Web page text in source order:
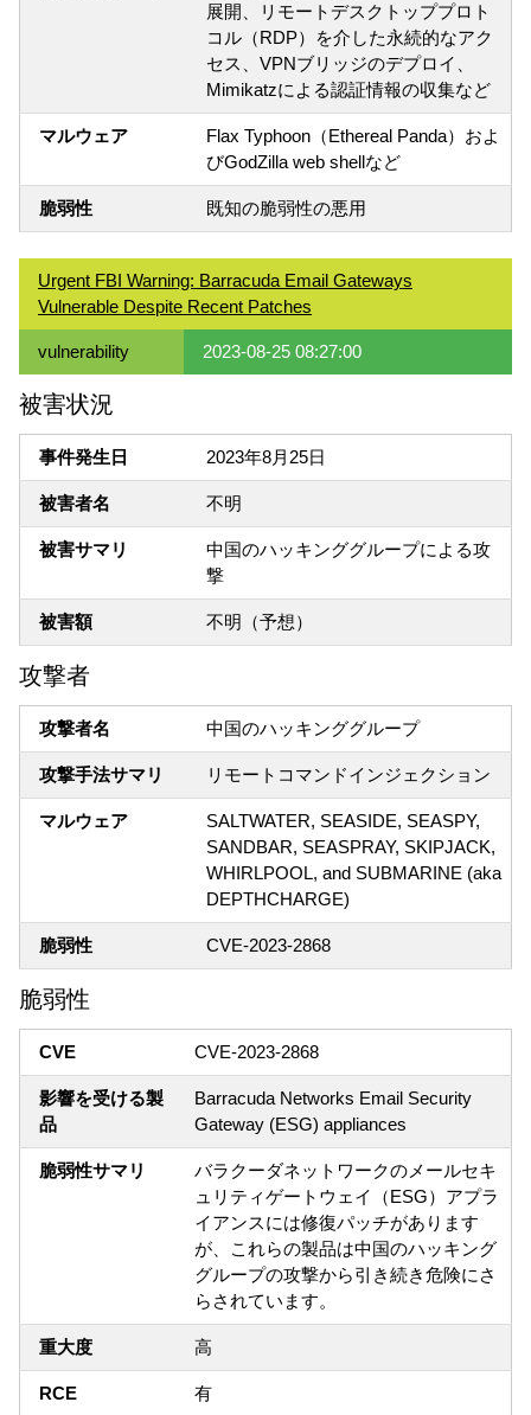
展開、リモートデスクトッププロト
コル（RDP）を介した永続的なアク
セス、VPNブリッジのデプロイ、
Mimikatzによる認証情報の収集など
マルウェア
Flax Typhoon（Ethereal Panda）およ
びGodZilla web shellなど
脆弱性 既知の脆弱性の悪用
Urgent FBI Warning: Barracuda Email Gateways
Vulnerable Despite Recent Patches
vulnerability 2023-08-25 08:27:00
被害状況
事件発生日 2023年8月25日
被害者名 不明
被害サマリ
中国のハッキンググループによる攻
撃
被害額 不明（予想）
攻撃者
攻撃者名 中国のハッキンググループ
攻撃手法サマリ リモートコマンドインジェクション
マルウェア
SALTWATER, SEASIDE, SEASPY,
SANDBAR, SEASPRAY, SKIPJACK,
WHIRLPOOL, and SUBMARINE (aka
DEPTHCHARGE)
脆弱性 CVE-2023-2868
脆弱性
CVE CVE-2023-2868
影響を受ける製
品
Barracuda Networks Email Security
Gateway (ESG) appliances
脆弱性サマリ
バラクーダネットワークのメールセキ
ュリティゲートウェイ（ESG）アプラ
イアンスには修復パッチがあります
が、これらの製品は中国のハッキング
グループの攻撃から引き続き危険にさ
らされています。
重大度 高
RCE 有